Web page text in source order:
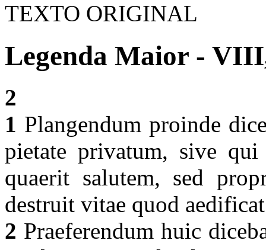
TEXTO ORIGINAL
Legenda Maior -
2
1 Plangendum proinde
pietate privatum, sive
quaerit salutem, sed
destruit vitae quod
2 Praeferendum huic